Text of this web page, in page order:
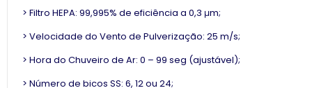
> Filtro HEPA: 99,995% de eficiência a 0,3 μm;
> Velocidade do Vento de Pulverização: 25 m/s;
> Hora do Chuveiro de Ar: 0 – 99 seg (ajustável);
> Número de bicos SS: 6, 12 ou 24;